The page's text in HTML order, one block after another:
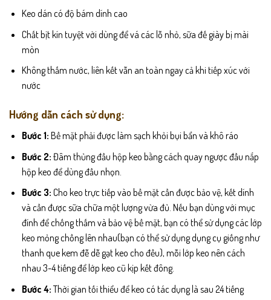
Keo dán có độ bám dính cao
Chất bịt kín tuyệt vời dùng để vá các lỗ nhỏ, sữa đế giày bị mài
mòn
Không thấm nước, liên kết vẫn an toàn ngay cả khi tiếp xúc với
nước
Hướng dẫn cách sử dụng:
Bước 1: Bề mặt phải được làm sạch khỏi bụi bẩn và khô ráo
Bước 2: Đâm thủng đầu hộp keo bằng cách quay ngược đầu nắp
hộp keo để dùng đầu nhọn.
Bước 3: Cho keo trực tiếp vào bề mặt cần được bảo vệ, kết dính
và cần được sữa chữa một lượng vừa đủ. Nếu bạn dùng với mục
đính để chống thấm và bảo vệ bề mặt, bạn có thể sử dụng các lớp
keo mỏng chồng lên nhau(bạn có thể sử dụng dụng cụ giống như
thanh que kem đễ dễ gạt keo cho đều), mỗi lớp keo nên cách
nhau 3-4 tiếng để lớp keo cũ kịp kết đông.
Bước 4:Thời gian tối thiểu để keo có tác dụng là sau 24 tiếng